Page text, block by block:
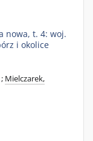
nowa, t. 4: woj.
i okolice
; Mielczarek,